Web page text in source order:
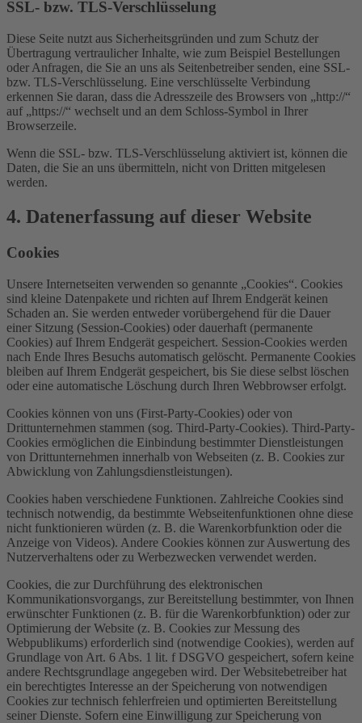
SSL- bzw. TLS-Verschlüsselung
Diese Seite nutzt aus Sicherheitsgründen und zum Schutz der
Übertragung vertraulicher Inhalte, wie zum Beispiel Bestellungen
oder Anfragen, die Sie an uns als Seitenbetreiber senden, eine SSL-
bzw. TLS-Verschlüsselung. Eine verschlüsselte Verbindung
erkennen Sie daran, dass die Adresszeile des Browsers von „http://“
auf „https://“ wechselt und an dem Schloss-Symbol in Ihrer
Browserzeile.
Wenn die SSL- bzw. TLS-Verschlüsselung aktiviert ist, können die
Daten, die Sie an uns übermitteln, nicht von Dritten mitgelesen
werden.
4. Datenerfassung auf dieser Website
Cookies
Unsere Internetseiten verwenden so genannte „Cookies“. Cookies
sind kleine Datenpakete und richten auf Ihrem Endgerät keinen
Schaden an. Sie werden entweder vorübergehend für die Dauer
einer Sitzung (Session-Cookies) oder dauerhaft (permanente
Cookies) auf Ihrem Endgerät gespeichert. Session-Cookies werden
nach Ende Ihres Besuchs automatisch gelöscht. Permanente Cookies
bleiben auf Ihrem Endgerät gespeichert, bis Sie diese selbst löschen
oder eine automatische Löschung durch Ihren Webbrowser erfolgt.
Cookies können von uns (First-Party-Cookies) oder von
Drittunternehmen stammen (sog. Third-Party-Cookies). Third-Party-
Cookies ermöglichen die Einbindung bestimmter Dienstleistungen
von Drittunternehmen innerhalb von Webseiten (z. B. Cookies zur
Abwicklung von Zahlungsdienstleistungen).
Cookies haben verschiedene Funktionen. Zahlreiche Cookies sind
technisch notwendig, da bestimmte Webseitenfunktionen ohne diese
nicht funktionieren würden (z. B. die Warenkorbfunktion oder die
Anzeige von Videos). Andere Cookies können zur Auswertung des
Nutzerverhaltens oder zu Werbezwecken verwendet werden.
Cookies, die zur Durchführung des elektronischen
Kommunikationsvorgangs, zur Bereitstellung bestimmter, von Ihnen
erwünschter Funktionen (z. B. für die Warenkorbfunktion) oder zur
Optimierung der Website (z. B. Cookies zur Messung des
Webpublikums) erforderlich sind (notwendige Cookies), werden auf
Grundlage von Art. 6 Abs. 1 lit. f DSGVO gespeichert, sofern keine
andere Rechtsgrundlage angegeben wird. Der Websitebetreiber hat
ein berechtigtes Interesse an der Speicherung von notwendigen
Cookies zur technisch fehlerfreien und optimierten Bereitstellung
seiner Dienste. Sofern eine Einwilligung zur Speicherung von